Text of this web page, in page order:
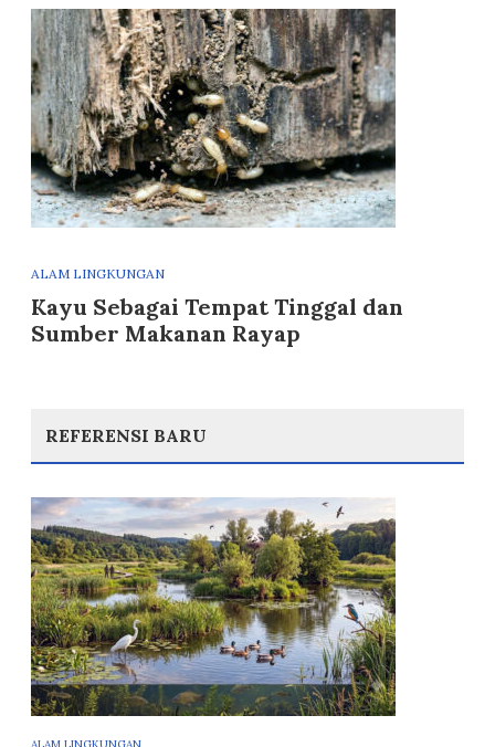
ALAM LINGKUNGAN
Kayu Sebagai Tempat Tinggal dan
Sumber Makanan Rayap
REFERENSI BARU